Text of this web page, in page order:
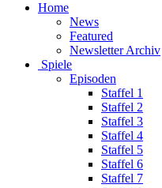
Home
News
Featured
Newsletter Archiv
Spiele
Episoden
Staffel 1
Staffel 2
Staffel 3
Staffel 4
Staffel 5
Staffel 6
Staffel 7